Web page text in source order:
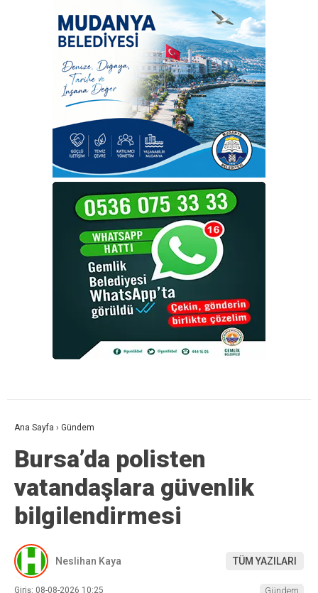
Ana Sayfa › Gündem
Bursa’da polisten
vatandaşlara güvenlik
bilgilendirmesi
Neslihan Kaya TÜM YAZILARI
Giriş: 08-08-2026 10:25 Gündem